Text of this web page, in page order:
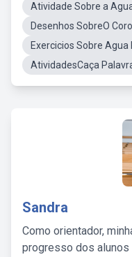
Atividade Sobre a
Desenhos SobreO
Exercicios Sobre Agua
AtividadesCaça
Sandra
Como orientador,
progresso dos alunos